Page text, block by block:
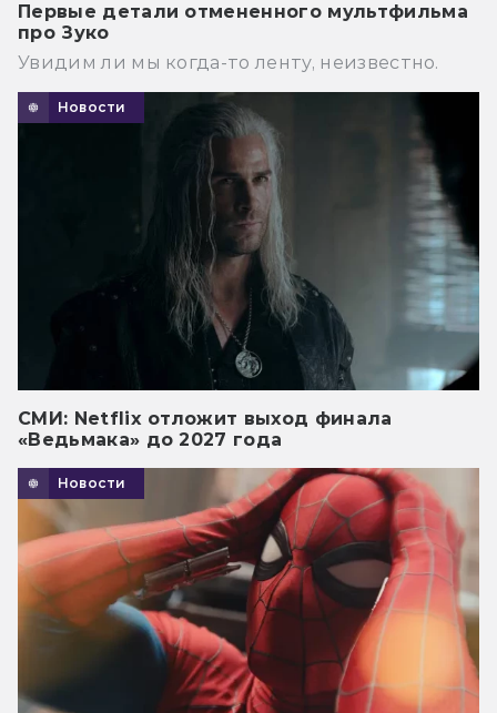
Первые детали отмененного мультфильма
про Зуко
Увидим ли мы когда-то ленту, неизвестно.
Новости
СМИ: Netflix отложит выход финала
«Ведьмака» до 2027 года
Новости